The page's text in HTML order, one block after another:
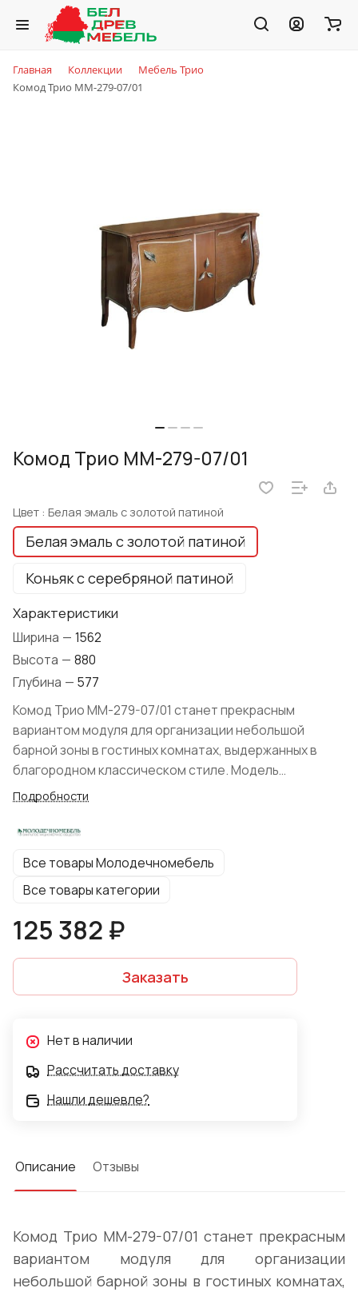
Главная Коллекции
Мебель Трио
Комод Трио ММ-279-07/01
Комод Трио ММ-279-07/01
Цвет : Белая эмаль с золотой патиной
Белая эмаль с золотой патиной
Коньяк с серебряной патиной
Характеристики
Ширина — 1562
Высота — 880
Глубина — 577
Комод Трио ММ-279-07/01 станет прекрасным
вариантом модуля для организации небольшой
барной зоны в гостиных комнатах, выдержанных в
благородном классическом стиле. Модель
отличается элегантностью и утонченным видом, что
мебельного дизайна.
Подробности
Все товары Молодечномебель
Все товары категории
125 382 ₽
Заказать
Нет в наличии
Рассчитать доставку
Нашли дешевле?
Описание Отзывы
Комод Трио ММ-279-07/01 станет прекрасным
вариантом модуля для организации
небольшой барной зоны в гостиных комнатах,